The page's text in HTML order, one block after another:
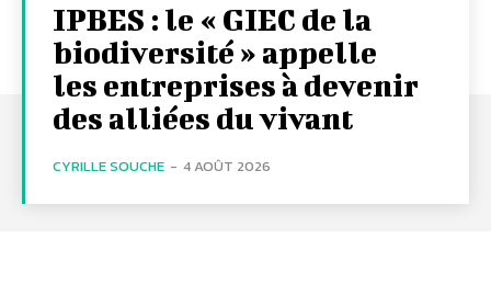
IPBES : le « GIEC de la
biodiversité » appelle
les entreprises à devenir
des alliées du vivant
CYRILLE SOUCHE - 4 AOÛT 2026